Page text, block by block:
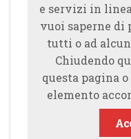
e servizi in
vuoi saperne di
tutti o ad
Chiudendo
questa pagina
elemento